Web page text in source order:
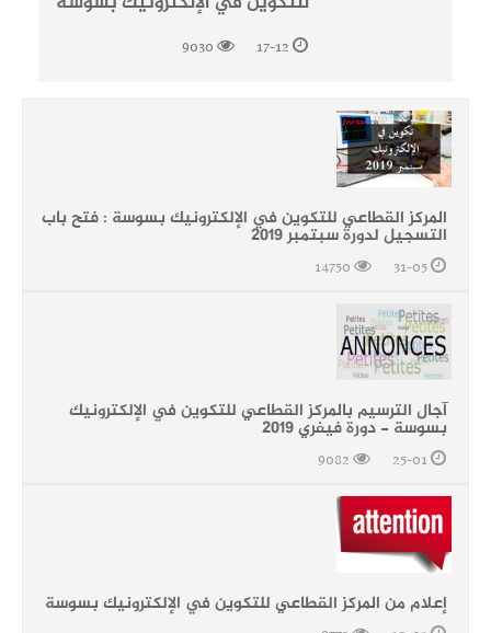
المركز القطاعي للتكوين في الإلكترونيك بسوسة : فتح باب
التسجيل لدورة سبتمبر 2019
آجال الترسيم بالمركز القطاعي للتكوين في الإلكترونيك
بسوسة - دورة فيفري 2019
إعلام من المركز القطاعي للتكوين في الإلكترونيك بسوسة